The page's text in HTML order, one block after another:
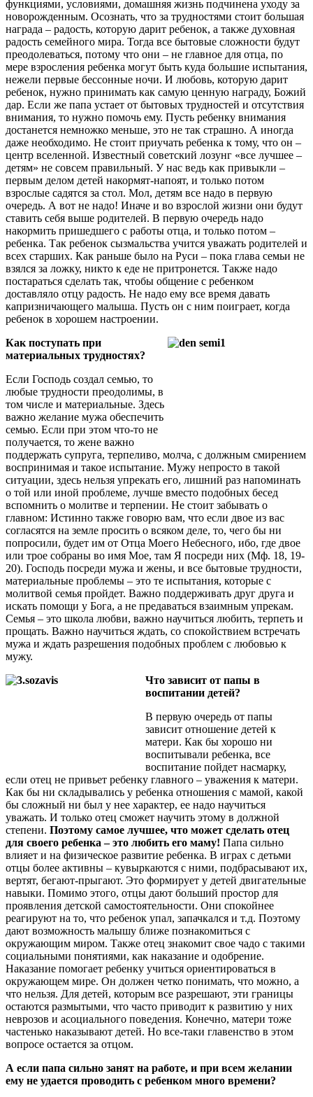
функциями, условиями, домашняя жизнь подчинена уходу за
новорожденным. Осознать, что за трудностями стоит большая
награда – радость, которую дарит ребенок, а также духовная
радость семейного мира. Тогда все бытовые сложности будут
преодолеваться, потому что они – не главное для отца, по
мере взросления ребенка могут быть куда большие испытания,
нежели первые бессонные ночи. И любовь, которую дарит
ребенок, нужно принимать как самую ценную награду, Божий
дар. Если же папа устает от бытовых трудностей и отсутствия
внимания, то нужно помочь ему. Пусть ребенку внимания
достанется немножко меньше, это не так страшно. А иногда
даже необходимо. Не стоит приучать ребенка к тому, что он –
центр вселенной. Известный советский лозунг «все лучшее –
детям» не совсем правильный. У нас ведь как привыкли –
первым делом детей накормят-напоят, и только потом
взрослые садятся за стол. Мол, детям все надо в первую
очередь. А вот не надо! Иначе и во взрослой жизни они будут
ставить себя выше родителей. В первую очередь надо
накормить пришедшего с работы отца, и только потом –
ребенка. Так ребенок сызмальства учится уважать родителей и
всех старших. Как раньше было на Руси – пока глава семьи не
взялся за ложку, никто к еде не притронется. Также надо
постараться сделать так, чтобы общение с ребенком
доставляло отцу радость. Не надо ему все время давать
капризничающего малыша. Пусть он с ним поиграет, когда
ребенок в хорошем настроении.
Как поступать при
материальных трудностях?
Если Господь создал семью, то
любые трудности преодолимы, в
том числе и материальные. Здесь
важно желание мужа обеспечить
семью. Если при этом что-то не
получается, то жене важно
поддержать супруга, терпеливо, молча, с должным смирением
воспринимая и такое испытание. Мужу непросто в такой
ситуации, здесь нельзя упрекать его, лишний раз напоминать
о той или иной проблеме, лучше вместо подобных бесед
вспомнить о молитве и терпении. Не стоит забывать о
главном: Истинно также говорю вам, что если двое из вас
согласятся на земле просить о всяком деле, то, чего бы ни
попросили, будет им от Отца Моего Небесного, ибо, где двое
или трое собраны во имя Мое, там Я посреди них (Мф. 18, 19-
20). Господь посреди мужа и жены, и все бытовые трудности,
материальные проблемы – это те испытания, которые с
молитвой семья пройдет. Важно поддерживать друг друга и
искать помощи у Бога, а не предаваться взаимным упрекам.
Семья – это школа любви, важно научиться любить, терпеть и
прощать. Важно научиться ждать, со спокойствием встречать
мужа и ждать разрешения подобных проблем с любовью к
мужу.
Что зависит от папы в
воспитании детей?
В первую очередь от папы
зависит отношение детей к
матери. Как бы хорошо ни
воспитывали ребенка, все
воспитание пойдет насмарку,
если отец не привьет ребенку главного – уважения к матери.
Как бы ни складывались у ребенка отношения с мамой, какой
бы сложный ни был у нее характер, ее надо научиться
уважать. И только отец сможет научить этому в должной
степени. Поэтому самое лучшее, что может сделать отец
для своего ребенка – это любить его маму! Папа сильно
влияет и на физическое развитие ребенка. В играх с детьми
отцы более активны – кувыркаются с ними, подбрасывают их,
вертят, бегают-прыгают. Это формирует у детей двигательные
навыки. Помимо этого, отцы дают больший простор для
проявления детской самостоятельности. Они спокойнее
реагируют на то, что ребенок упал, запачкался и т.д. Поэтому
дают возможность малышу ближе познакомиться с
окружающим миром. Также отец знакомит свое чадо с такими
социальными понятиями, как наказание и одобрение.
Наказание помогает ребенку учиться ориентироваться в
окружающем мире. Он должен четко понимать, что можно, а
что нельзя. Для детей, которым все разрешают, эти границы
остаются размытыми, что часто приводит к развитию у них
неврозов и асоциального поведения. Конечно, матери тоже
частенько наказывают детей. Но все-таки главенство в этом
вопросе остается за отцом.
А если папа сильно занят на работе, и при всем желании
ему не удается проводить с ребенком много времени?